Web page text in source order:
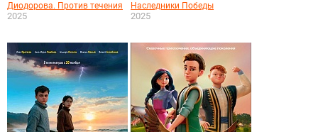
Диодорова. Против течения
2025
Наследники Победы
2025